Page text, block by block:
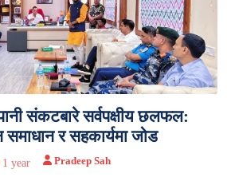
संकटबारे सर्वपक्षीय छलफल:
समाधान र सहकार्यमा जोड
1 year Pradeep Sah